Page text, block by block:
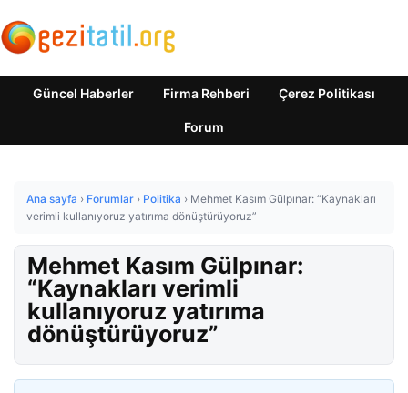
Güncel Haberler Firma Rehberi Çerez Politikası
Forum
Ana sayfa › Forumlar › Politika › Mehmet Kasım Gülpınar: “Kaynakları
verimli kullanıyoruz yatırıma dönüştürüyoruz”
Mehmet Kasım Gülpınar:
“Kaynakları verimli
kullanıyoruz yatırıma
dönüştürüyoruz”